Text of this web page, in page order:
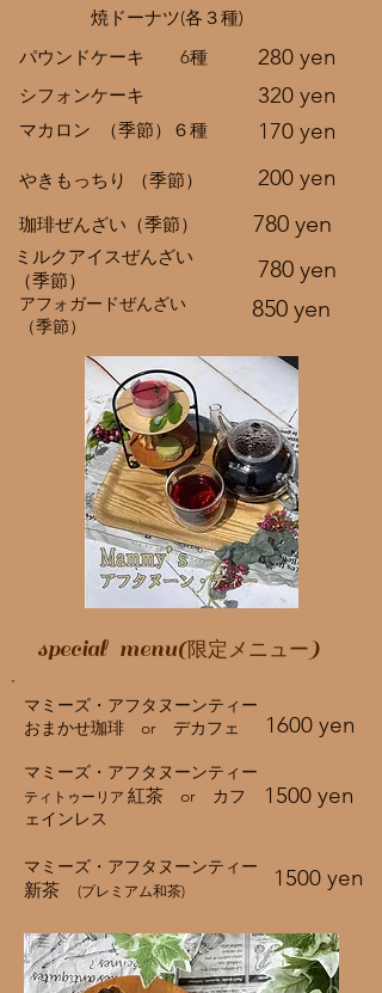
焼ドーナツ(各３種)
パウンドケーキ 6種
280 yen
シフォンケーキ
マカロン （季節）６種
320 yen
170 yen
やきもっちり （季節） 200 yen
780 yen
珈琲ぜんざい（季節）
ミルクアイスぜんざい
（季節）
アフォガードぜんざい
（季節）
780 yen
850 yen
special menu(限定メニュー )
マミーズ・アフタヌーンティー
おまかせ珈琲 or デカフェ
1600 yen
マミーズ・アフタヌーンティー
ティトゥーリア 紅茶 or カフ
ェインレス
1500 yen
マミーズ・アフタヌーンティー
新茶 (プレミアム和茶) 1500 yen